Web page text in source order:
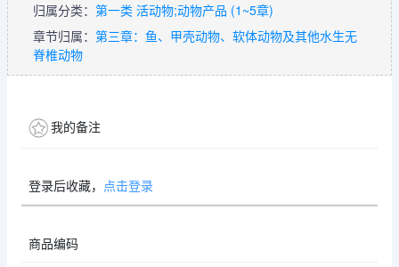
归属分类： 第一类 活动物;动物产品 (1~5章)
章节归属： 第三章：鱼、甲壳动物、软体动物及其他水生无
脊椎动物
我的备注
登录后收藏， 点击登录
商品编码